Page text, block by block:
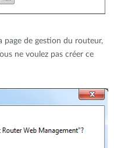
page de gestion du routeur,
ne voulez pas créer ce